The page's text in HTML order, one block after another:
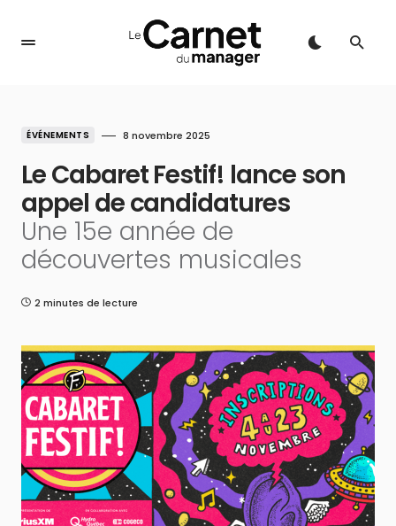
ÉVÉNEMENTS 8 novembre 2025
Le Cabaret Festif! lance son
appel de candidatures
Une 15e année de
découvertes musicales
2 minutes de lecture